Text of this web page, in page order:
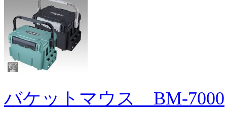
バケットマウス BM-7000